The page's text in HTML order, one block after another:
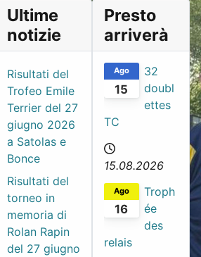
Ultime
notizie
Risultati del
Trofeo Emile
Terrier del 27
giugno 2026
a Satolas e
Bonce
Risultati del
torneo in
memoria di
Rolan Rapin
del 27 giugno
Presto
arriverà
15
Ago
32
doubl
ettes
TC
15.08.2026
16
Ago
Troph
ée
des
relais